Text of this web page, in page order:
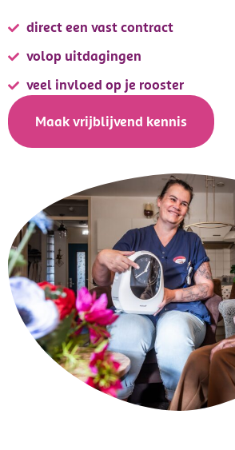
direct een vast contract
volop uitdagingen
veel invloed op je rooster
Maak vrijblijvend kennis